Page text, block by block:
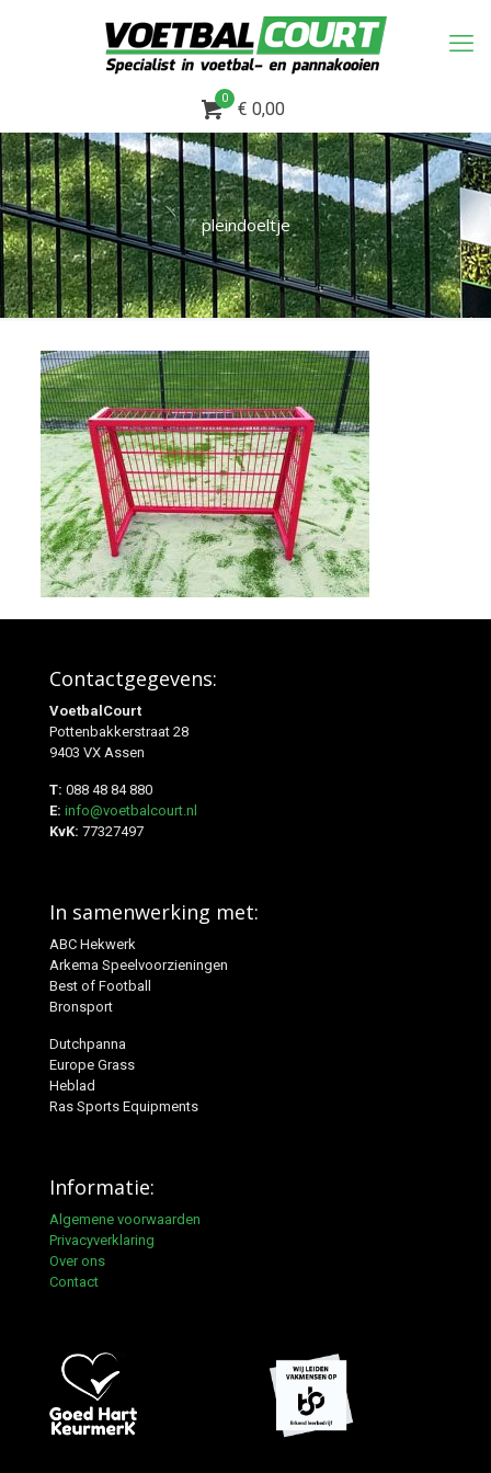
0
€ 0,00
pleindoeltje
Contactgegevens:
VoetbalCourt
Pottenbakkerstraat 28
9403 VX Assen
T: 088 48 84 880
E: info@voetbalcourt.nl
KvK: 77327497
In samenwerking met:
ABC Hekwerk
Arkema Speelvoorzieningen
Best of Football
Bronsport
Dutchpanna
Europe Grass
Heblad
Ras Sports Equipments
Informatie:
Algemene voorwaarden
Privacyverklaring
Over ons
Contact